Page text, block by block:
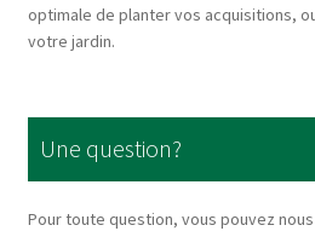
optimale de planter vos acquisitions,
votre jardin.
Une question?
Pour toute question, vous pouvez nous